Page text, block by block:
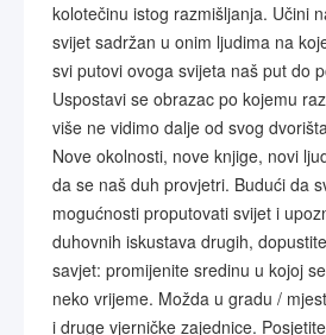
kolotečinu istog razmišljanja. Učini
svijet sadržan u onim ljudima na
svi putovi ovoga svijeta naš put do
Uspostavi se obrazac po kojemu
više ne vidimo dalje od svog
Nove okolnosti, nove knjige, novi
da se naš duh provjetri. Budući da
mogućnosti proputovati svijet i
duhovnih iskustava drugih,
savjet: promijenite sredinu u kojoj
neko vrijeme. Možda u gradu /
i druge vjerničke zajednice.